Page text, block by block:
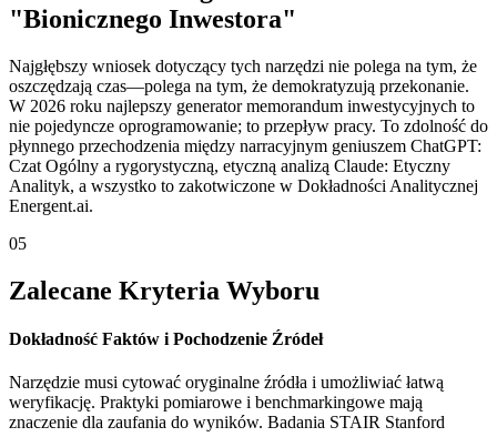
"Bionicznego Inwestora"
Najgłębszy wniosek dotyczący tych narzędzi nie polega na tym, że
oszczędzają czas—polega na tym, że demokratyzują przekonanie.
W 2026 roku najlepszy generator memorandum inwestycyjnych to
nie pojedyncze oprogramowanie; to przepływ pracy. To zdolność do
płynnego przechodzenia między narracyjnym geniuszem ChatGPT:
Czat Ogólny a rygorystyczną, etyczną analizą Claude: Etyczny
Analityk, a wszystko to zakotwiczone w Dokładności Analitycznej
Energent.ai.
05
Zalecane Kryteria Wyboru
Dokładność Faktów i Pochodzenie Źródeł
Narzędzie musi cytować oryginalne źródła i umożliwiać łatwą
weryfikację. Praktyki pomiarowe i benchmarkingowe mają
znaczenie dla zaufania do wyników. Badania STAIR Stanford